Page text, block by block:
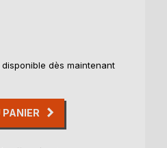
dès maintenant